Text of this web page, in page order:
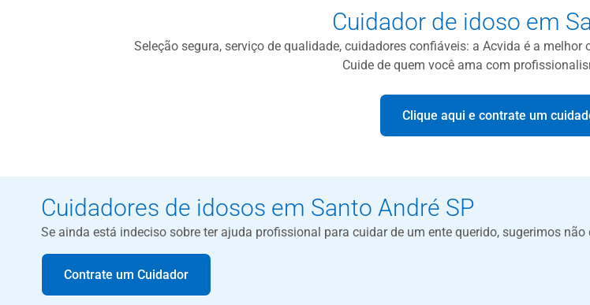
Cuidador de idoso em
Seleção segura, serviço de qualidade, cuidadores confiáveis: a Acvida é a
Cuide de quem você ama com
Clique aqui e contrate um
Cuidadores de idosos em Santo André SP
Se ainda está indeciso sobre ter ajuda profissional para cuidar de um ente querido, sugerimos
Contrate um Cuidador